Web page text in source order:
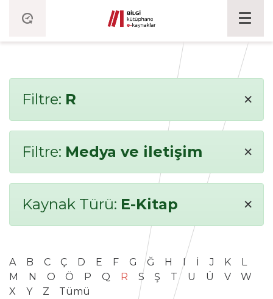
Filtre: R ×
Filtre: Medya ve iletişim ×
Kaynak Türü: E-Kitap ×
A B C Ç D E F G Ğ H I İ J K
L
M
N O Ö P Q R S Ş T U Ü V
W
X
Y Z Tümü